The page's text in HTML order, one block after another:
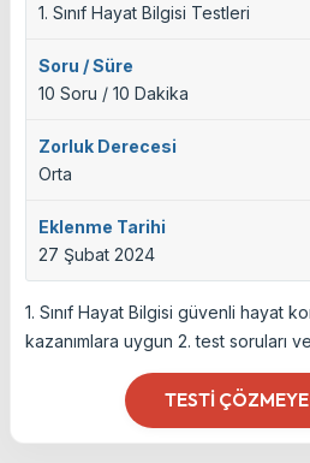
1. Sınıf Hayat Bilgisi Testleri
Soru / Süre
10 Soru / 10 Dakika
Zorluk Derecesi
Orta
Eklenme Tarihi
27 Şubat 2024
1. Sınıf Hayat Bilgisi güvenli hayat
kazanımlara uygun 2. test soruları
TESTI